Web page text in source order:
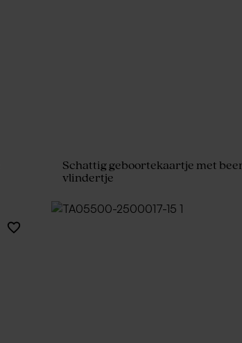
Schattig geboortekaartje met
vlindertje